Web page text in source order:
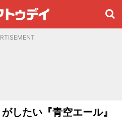
したい『青空エール』